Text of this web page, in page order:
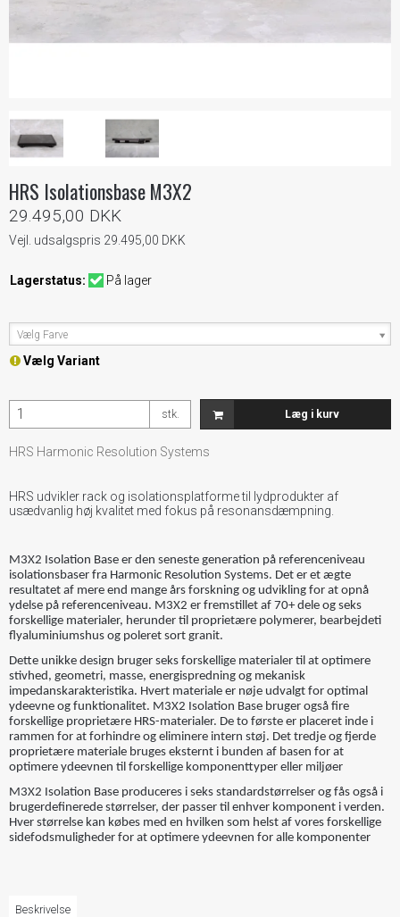
HRS Isolationsbase M3X2
29.495,00 DKK
Vejl. udsalgspris 29.495,00 DKK
Lagerstatus: På lager
Vælg Farve
Vælg Variant
stk. Læg i kurv
HRS Harmonic Resolution Systems
HRS udvikler rack og isolationsplatforme til lydprodukter af
usædvanlig høj kvalitet med fokus på resonansdæmpning.
M3X2 Isolation Base er den seneste generation på referenceniveau
isolationsbaser fra Harmonic Resolution Systems. Det er et ægte
resultatet af mere end mange års forskning og udvikling for at opnå
ydelse på referenceniveau. M3X2 er fremstillet af 70+ dele og seks
forskellige materialer, herunder til proprietære polymerer, bearbejdeti
flyaluminiumshus og poleret sort granit.
Dette unikke design bruger seks forskellige materialer til at optimere
stivhed, geometri, masse, energispredning og mekanisk
impedanskarakteristika. Hvert materiale er nøje udvalgt for optimal
ydeevne og funktionalitet. M3X2 Isolation Base bruger også fire
forskellige proprietære HRS-materialer. De to første er placeret inde i
rammen for at forhindre og eliminere intern støj. Det tredje og fjerde
proprietære materiale bruges eksternt i bunden af ​​basen for at
optimere ydeevnen til forskellige komponenttyper eller miljøer
M3X2 Isolation Base produceres i seks standardstørrelser og fås også i
brugerdefinerede størrelser, der passer til enhver komponent i verden.
Hver størrelse kan købes med en hvilken som helst af vores forskellige
sidefodsmuligheder for at optimere ydeevnen for alle komponenter
Beskrivelse